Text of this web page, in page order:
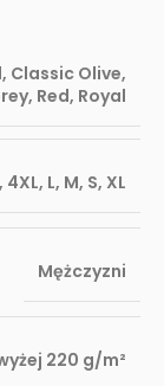
, Classic Olive,
, Red, Royal
, 4XL, L, M, S, XL
Mężczyzni
220 g/m²